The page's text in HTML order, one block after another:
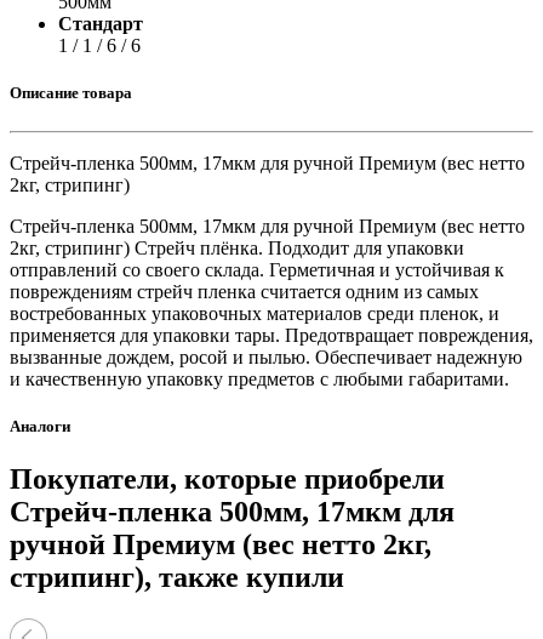
Стандарт
1 / 1 / 6 / 6
Описание товара
Стрейч-пленка 500мм, 17мкм для ручной Премиум (вес нетто
2кг, стрипинг)
Стрейч-пленка 500мм, 17мкм для ручной Премиум (вес нетто
2кг, стрипинг) Стрейч плёнка. Подходит для упаковки
отправлений со своего склада. Герметичная и устойчивая к
повреждениям стрейч пленка считается одним из самых
востребованных упаковочных материалов среди пленок, и
применяется для упаковки тары. Предотвращает повреждения,
вызванные дождем, росой и пылью. Обеспечивает надежную
и качественную упаковку предметов с любыми габаритами.
Аналоги
Покупатели, которые приобрели
Стрейч-пленка 500мм, 17мкм для
ручной Премиум (вес нетто 2кг,
стрипинг), также купили